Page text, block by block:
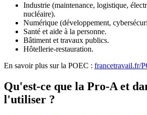
Industrie (maintenance, logistique,
nucléaire).
Numérique (développement,
Santé et aide à la personne.
Bâtiment et travaux publics.
Hôtellerie-restauration.
En savoir plus sur la POEC : francetravail.fr/
Qu'est-ce que la Pro-A et
l'utiliser ?